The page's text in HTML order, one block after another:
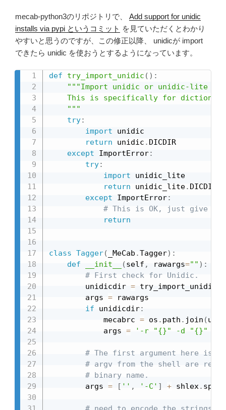
mecab-python3のリポジトリで、 Add support for unidic
installs via pypi というコミット を見ていただくとわかり
やすいと思うのですが、この修正以降、 unidicが import
できたら unidic を使おうとするようになっています。
def try_import_unidic ( ) :
"""Import unidic or unidic-lite if
This is specifically for
    """
try:
import unidic
return unidic . DICDIR
except ImportError:
try:
import unidic_lite
return unidic_lite. DICDIR
except ImportError:
# This is OK, just give up.
return
class Tagger( _MeCab .Tagger) :
def
__init__ (self , rawargs="" ) :
# First check for Unidic.
        unidicdir
= try_import_unidic
        args
= rawargs
if unidicdir:
            mecabrc
= os . path . join (
            args
= '-r "{}" -d "{}" '
# The first argument here isn't
# argv from the shell are re-
# binary name.
        args
= [ '' , '-C' ] + shlex. split